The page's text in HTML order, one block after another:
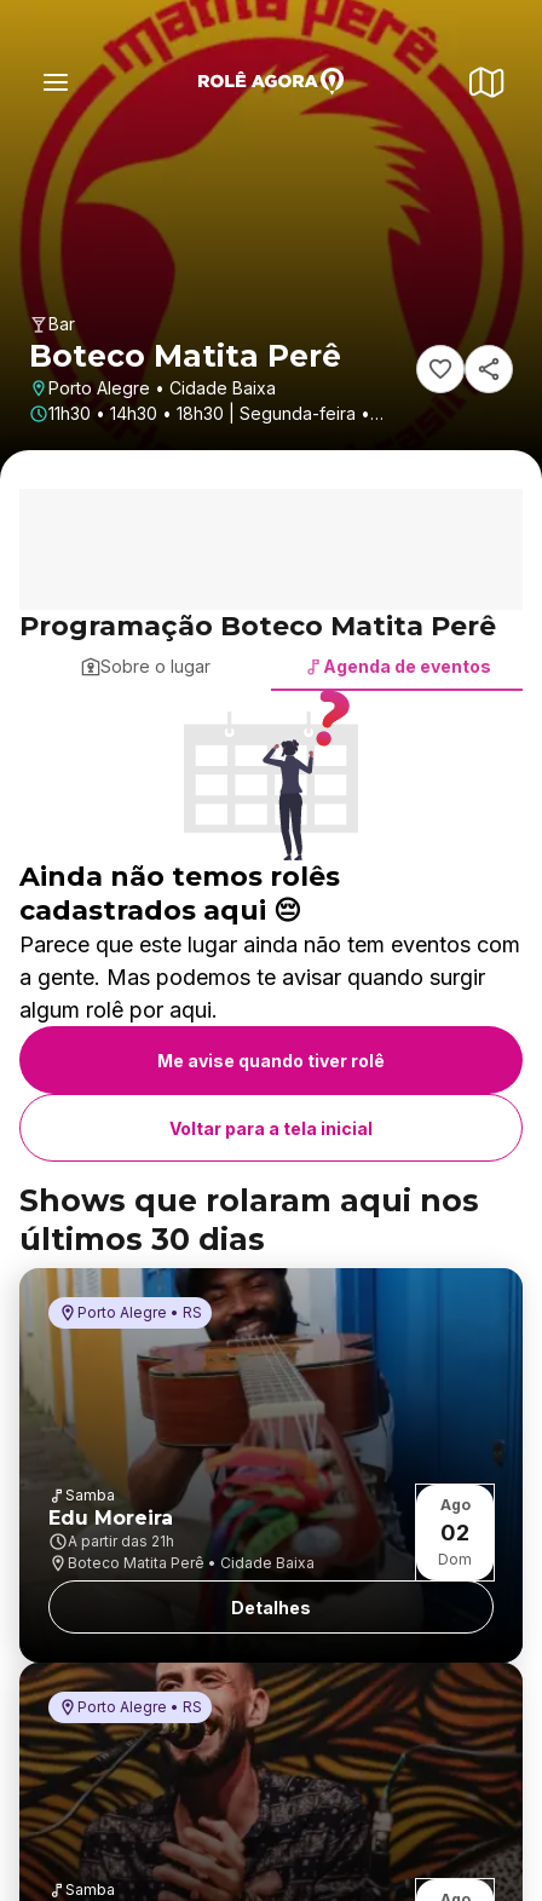
Bar
Boteco Matita Perê
Porto Alegre • Cidade Baixa
11h30 • 14h30 • 18h30 | Segunda-feira •
Programação Boteco Matita Perê
Sobre o lugar Agenda de eventos
Ainda não temos rolês
cadastrados aqui 😔
Parece que este lugar ainda não tem eventos com
a gente. Mas podemos te avisar quando surgir
algum rolê por aqui.
Me avise quando tiver rolê
Voltar para a tela inicial
Shows que rolaram aqui nos
últimos 30 dias
Porto Alegre • RS
Samba
Edu Moreira
A partir das 21h
Boteco Matita Perê • Cidade Baixa
Ago
02
Dom
Detalhes
Porto Alegre • RS
Samba